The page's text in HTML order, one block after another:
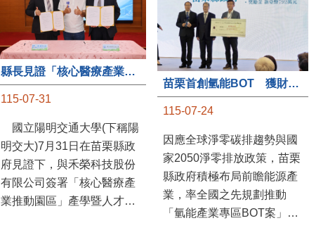
縣長見證「核心醫療產業推動園區」產學合作簽約儀式
115-07-31
國立陽明交通大學(下稱陽
明交大)7月31日在苗栗縣政
府見證下，與禾榮科技股份
有限公司簽署「核心醫療產
業推動園區」產學暨人才培
苗栗首創氫能BOT 獲財政部「突破之翼」肯定
115-07-24
因應全球淨零碳排趨勢與國
家2050淨零排放政策，苗栗
縣政府積極布局前瞻能源產
業，率全國之先規劃推動
「氫能產業專區BOT案」，